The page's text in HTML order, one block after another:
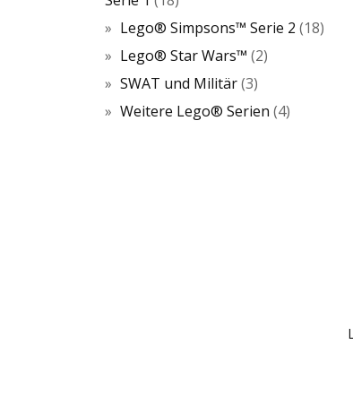
Lego® Simpsons™ Serie 2 18
Lego® Star Wars™ 2
SWAT und Militär 3
Weitere Lego® Serien 4